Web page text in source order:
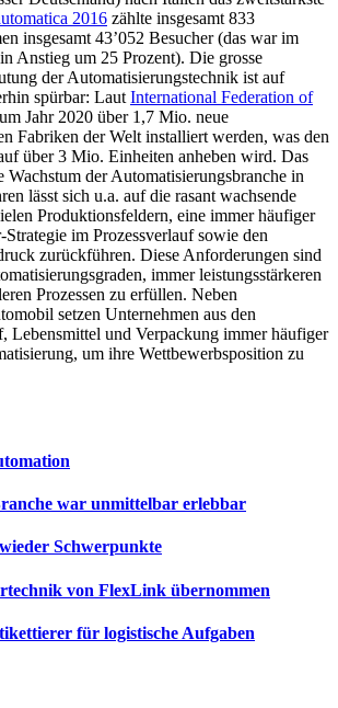
2016 zählte insgesamt 833
insgesamt 43’052 Besucher (das war im
Anstieg um 25 Prozent). Die grosse
der Automatisierungstechnik ist auf
spürbar: Laut International Federation of
Jahr 2020 über 1,7 Mio. neue
Fabriken der Welt installiert werden, was den
über 3 Mio. Einheiten anheben wird. Das
Wachstum der Automatisierungsbranche in
lässt sich u.a. auf die rasant wachsende
Produktionsfeldern, eine immer häufiger
im Prozessverlauf sowie den
zurückführen. Diese Anforderungen sind
immer leistungsstärkeren
Prozessen zu erfüllen. Neben
setzen Unternehmen aus den
Lebensmittel und Verpackung immer häufiger
um ihre Wettbewerbsposition zu
war unmittelbar erlebbar
Schwerpunkte
von FlexLink übernommen
für logistische Aufgaben